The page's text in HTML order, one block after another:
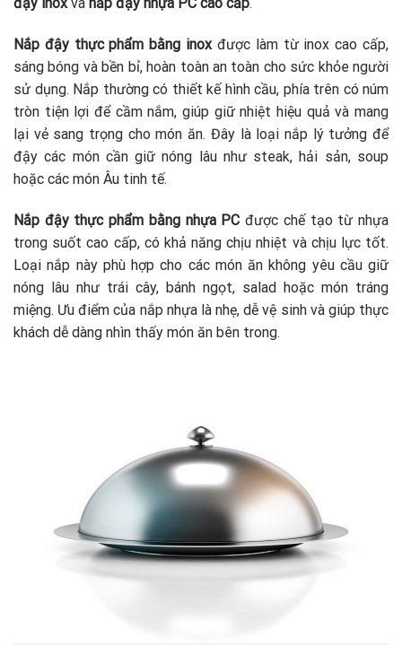
Nắp đậy thực phẩm bằng inoxđược làm từ inox cao cấp,
sáng bóng và bền bỉ, hoàn toàn an toàn cho sức khỏe người
sử dụng. Nắp thường có thiết kế hình cầu, phía trên có núm
tròn tiện lợi để cầm nắm, giúp giữ nhiệt hiệu quả và mang
lại vẻ sang trọng cho món ăn. Đây là loại nắp lý tưởng để
đậy các món cần giữ nóng lâu như steak, hải sản, soup
hoặc các món Âu tinh tế.
Nắp đậy thực phẩm bằng nhựa PC được chế tạo từ nhựa
trong suốt cao cấp, có khả năng chịu nhiệt và chịu lực tốt.
Loại nắp này phù hợp cho các món ăn không yêu cầu giữ
nóng lâu như trái cây, bánh ngọt, salad hoặc món tráng
miệng. Ưu điểm của nắp nhựa là nhẹ, dễ vệ sinh và giúp thực
khách dễ dàng nhìn thấy món ăn bên trong.